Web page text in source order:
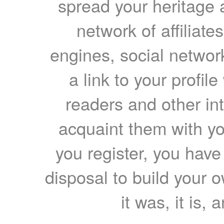
spread your heritage
network of
engines, social
a link to your
readers and other
acquaint them with
you register, you
disposal to build your
it was, it is,